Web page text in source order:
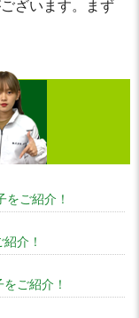
ざいます。まず
をご紹介！
介！
ご紹介！